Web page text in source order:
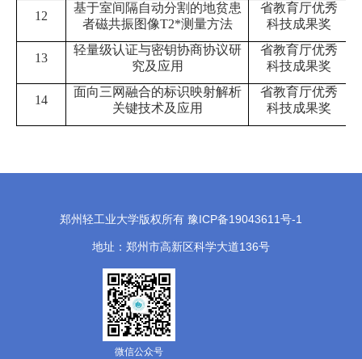
12
基于室间隔自动分割的地贫患
者磁共振图像T2*测量方法
省教育厅优秀
科技成果奖
13
轻量级认证与密钥协商协议研
究及应用
省教育厅优秀
科技成果奖
14
面向三网融合的标识映射解析
关键技术及应用
省教育厅优秀
科技成果奖
郑州轻工业大学版权所有 豫ICP备19043611号-1
地址：郑州市高新区科学大道136号
微信公众号